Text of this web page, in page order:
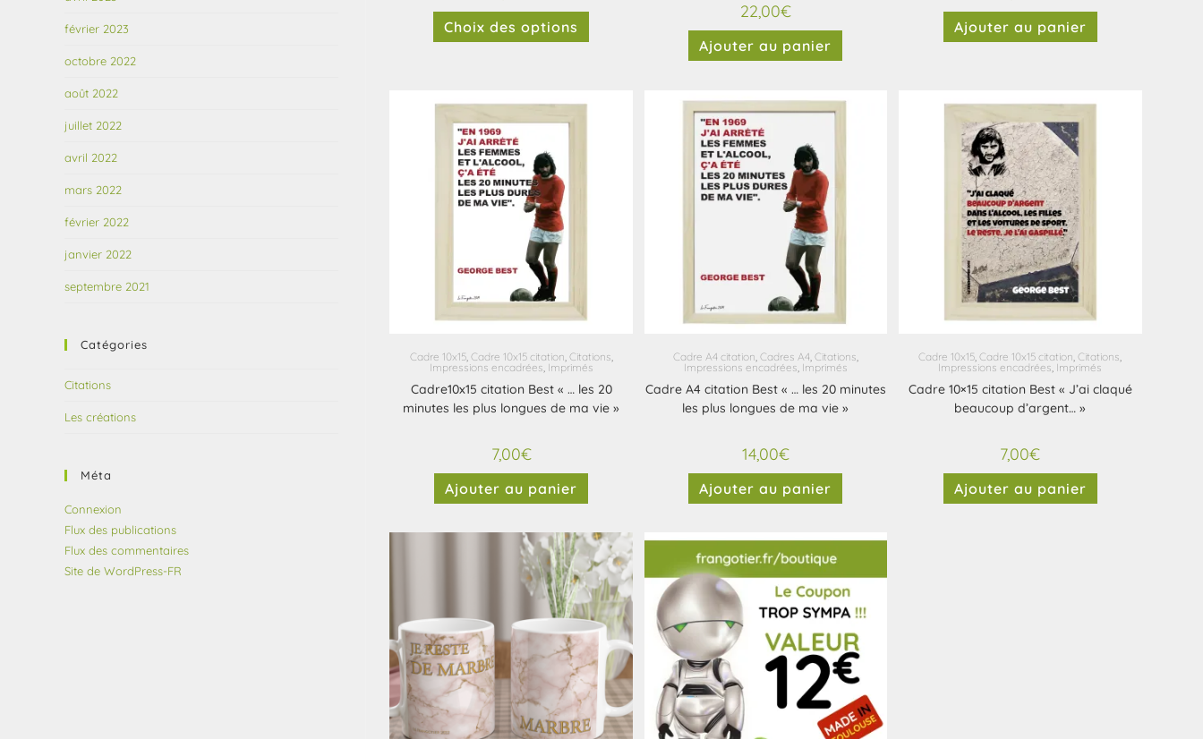
Choix des options
22,00€
Ajouter au panier
Ajouter au panier
Cadre 10x15, Cadre 10x15 citation Citations
Impressions encadrées Imprimés
Cadre10x15 citation Best « … les 20
minutes les plus longues de ma vie »
7,00€
Ajouter au panier
Cadre A4 citation Cadres A4 Citations
Impressions encadrées Imprimés
Cadre A4 citation Best « … les 20 minutes
les plus longues de ma vie »
14,00€
Ajouter au panier
Cadre 10x15 ,Cadre 10x15 citation ,Citations
Impressions encadrées Imprimés
Cadre 10×15 citation Best « J’ai claqué
beaucoup d’argent… »
7,00€
Ajouter au panier
février 2023
octobre 2022
août 2022
juillet 2022
avril 2022
mars 2022
février 2022
janvier 2022
septembre 2021
Catégories
Citations
Les créations
Méta
Connexion
Flux des publications
Flux des commentaires
Site de WordPress-FR